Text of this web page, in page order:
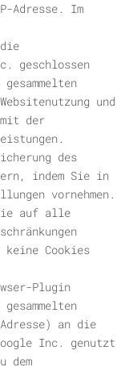
Adresse. Im
geschlossen
und
der
des
indem Sie in
vornehmen.
auf alle
Cookies
Plugin
an die
Inc. genutzt
dem